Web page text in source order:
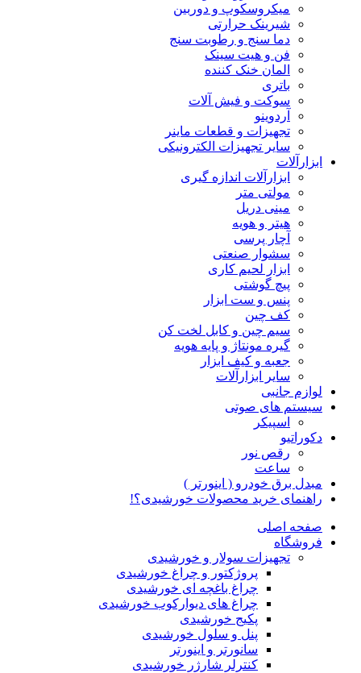
میکروسکوپ و دوربین
شیرینک حرارتی
دما سنج و رطوبت سنج
فن و هیت سینک
المان خنک کننده
باتری
سوکت و فیش آلات
آردوینو
تجهیزات و قطعات ماینر
سایر تجهیزات الکترونیکی
ابزارآلات
ابزارآلات اندازه گیری
مولتی متر
مینی دریل
هیتر و هویه
آچار پرسی
سشوار صنعتی
ابزار لحیم کاری
پیچ گوشتی
پنس و ست ابزار
کف چین
سیم چین و کابل لخت کن
گیره مونتاژ و پایه هویه
جعبه و کیف ابزار
سایر ابزارآلات
لوازم جانبی
سیستم های صوتی
اسپیکر
دکوراتیو
رقص نور
ساعت
مبدل برق خودرو ( اینورتر )
راهنمای خرید محصولات خورشیدی؟!
صفحه اصلی
فروشگاه
تجهیزات سولار و خورشیدی
پروژکتور و چراغ خورشیدی
چراغ باغچه ای خورشیدی
چراغ های دیوارکوب خورشیدی
پکیج خورشیدی
پنل و سلول خورشیدی
سانورتر و اینورتر
کنترلر شارژر خورشیدی